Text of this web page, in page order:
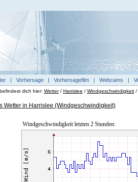
|Vorhersage|Vorhersagefilm|Webcams|
dich hier: Wetter/ Harrislee / Windgeschwindigkeit /
Wetter in Harrislee (Windgeschwindigkeit)
Windgeschwindigkeit letzten 2 Stunden: